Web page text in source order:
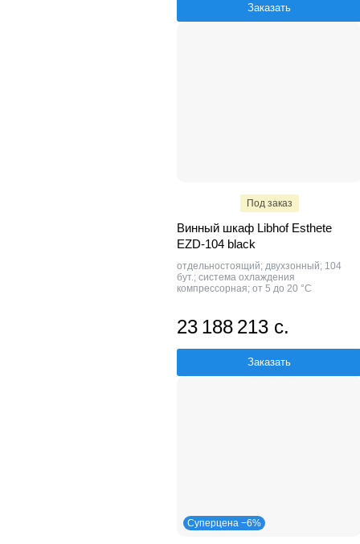
Заказать
Под заказ
Винный шкаф Libhof Esthete
EZD-104 black
отдельностоящий; двухзонный; 104
бут.; система охлаждения
компрессорная; от 5 до 20 °C
23 188 213 с.
Заказать
Суперцена −6%